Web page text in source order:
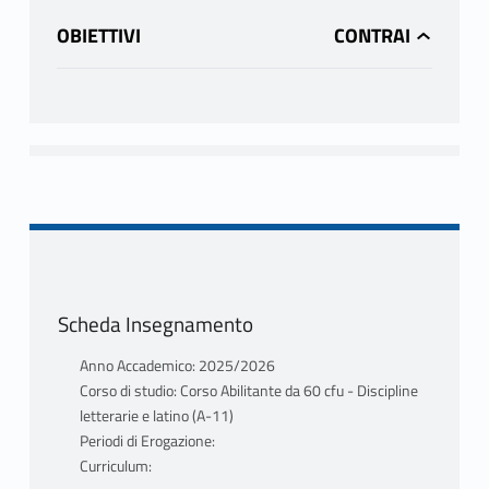
OBIETTIVI
Scheda Insegnamento
Anno Accademico: 2025/2026
Corso di studio: Corso Abilitante da 60 cfu - Discipline
letterarie e latino (A-11)
Periodi di Erogazione:
Curriculum: